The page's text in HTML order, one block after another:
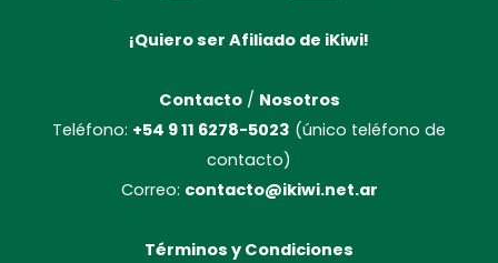
¡Quiero ser Afiliado de iKiwi!
Contacto/ Nosotros
Teléfono: +54 9 11 6278-5023 (único teléfono de
contacto)
Correo: contacto@ikiwi.net.ar
Términos y Condiciones